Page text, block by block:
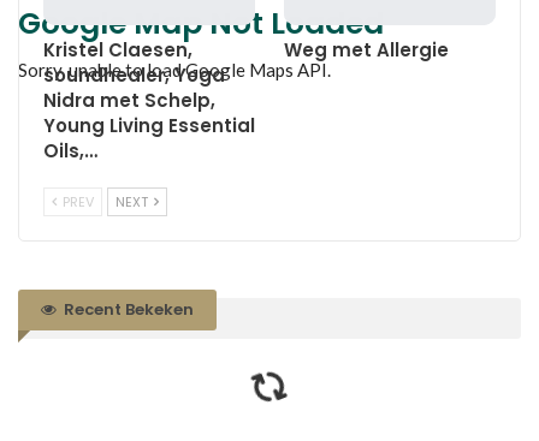
Google Map Not Loaded
Sorry, unable to load Google Maps API.
Kristel Claesen,
soundhealer, Yoga
Nidra met Schelp,
Young Living Essential
Oils,…
Weg met Allergie
PREV NEXT
Recent Bekeken